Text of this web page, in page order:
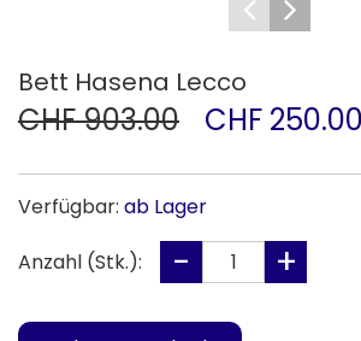
Bett Hasena Lecco
CHF 903.00 CHF
Verfügbar: ab Lager
Anzahl (Stk.):